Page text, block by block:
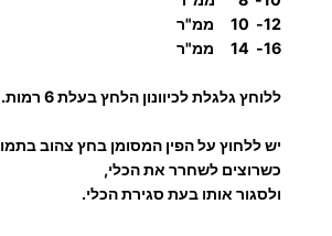
12- 10 ממ"ר
16- 14 ממ"ר
ללוחץ גלגלת לכיוונון הלחץ בעלת 6 רמות.
יש ללחוץ על הפין המסומן בחץ צהוב
כשרוצים לשחרר את הכלי,
ולסגור אותו בעת סגירת הכלי.